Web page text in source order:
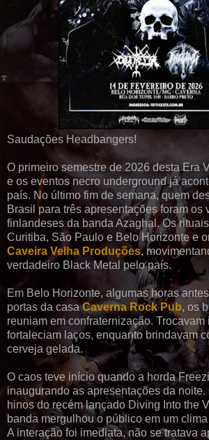
Saudações Headbangers!
O primeiro semestre de 2026 desta Era
e os eventos necro underground já
país. No último fim de semana, quem
Brasil para três apresentações foram os
finlandeses da banda Azaghal. Os
Curitiba, São Paulo e Belo Horizonte e
Caveira Velha Produções,
verdadeiro Black Metal pelo país.
Em Belo Horizonte, algumas horas
portas da casaCaverna Rock Pub, os
reuniam em confraternização.
fortaleciam laços, enquanto brindavam
cerveja gelada.
O caos teve início quando a horda
inaugurando as apresentações da noite.
hinos do recém lançado Diving Into the
banda mergulhou o público em um
A interação foi imediata, não se tratava